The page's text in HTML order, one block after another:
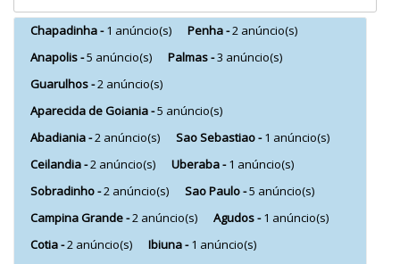
Chapadinha -1 anúncio(s) Penha -2 anúncio(s)
Anapolis -5 anúncio(s) Palmas -3 anúncio(s)
Guarulhos -2 anúncio(s)
Aparecida de Goiania -5 anúncio(s)
Abadiania -2 anúncio(s) Sao Sebastiao -1 anúncio(s)
Ceilandia -2 anúncio(s) Uberaba -1 anúncio(s)
Sobradinho -2 anúncio(s) Sao Paulo -5 anúncio(s)
Campina Grande -2 anúncio(s) Agudos -1 anúncio(s)
Cotia -2 anúncio(s) Ibiuna -1 anúncio(s)